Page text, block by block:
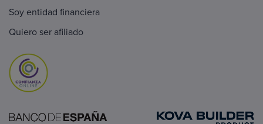
Soy entidad financiera
Quiero ser afiliado